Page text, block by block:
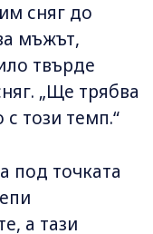
сняг до
мъжът,
твърде
„Ще трябва
този темп.“
под точката
а тази